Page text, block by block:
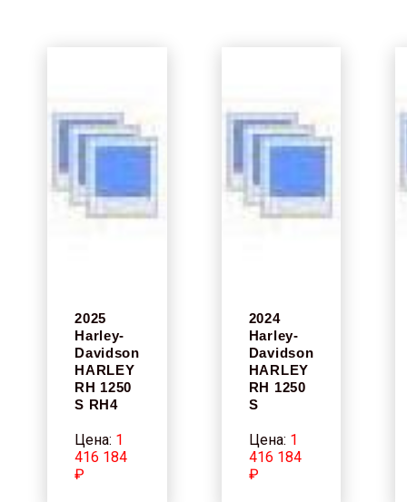
2025
Harley-
Davidson
HARLEY
RH 1250
S RH4
Цена: 1
416 184
₽
2024
Harley-
Davidson
HARLEY
RH 1250
S
Цена: 1
416 184
₽